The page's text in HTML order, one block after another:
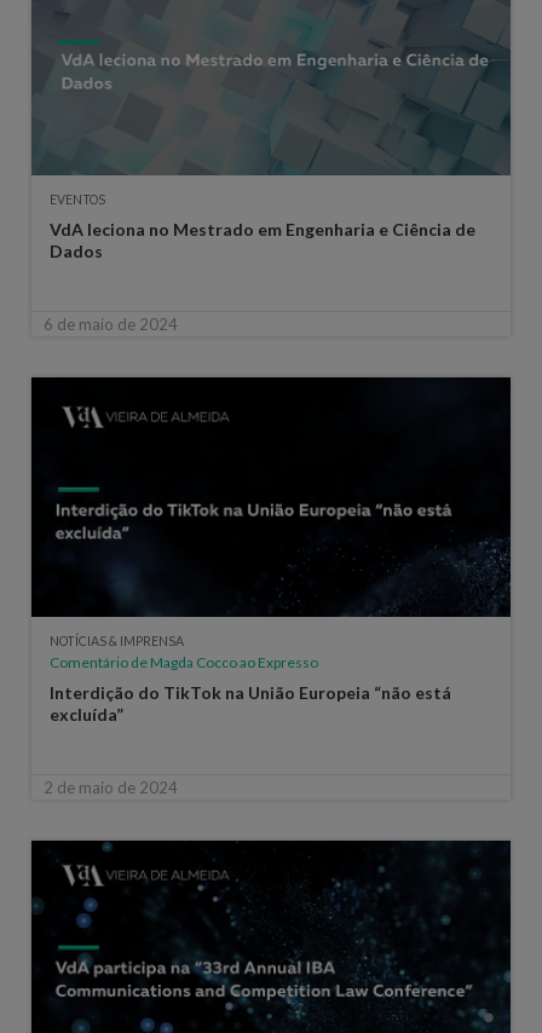
EVENTOS
VdA leciona no Mestrado em Engenharia e Ciência de
Dados
6 de maio de 2024
NOTÍCIAS & IMPRENSA
Comentário de Magda Cocco ao Expresso
Interdição do TikTok na União Europeia “não está
excluída”
2 de maio de 2024